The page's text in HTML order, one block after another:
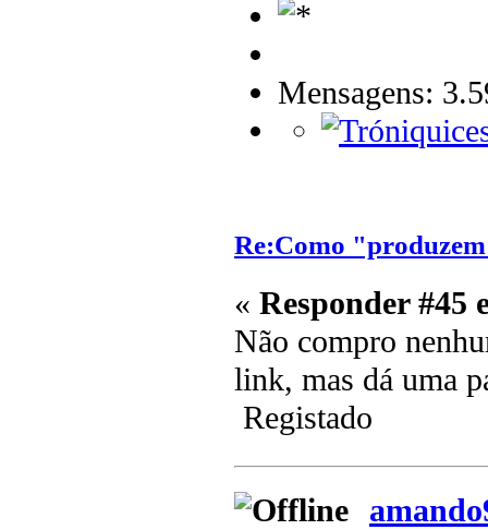
Mensagens:
Re:Como
« Responder #45
Não compro
link, mas dá uma
Registado